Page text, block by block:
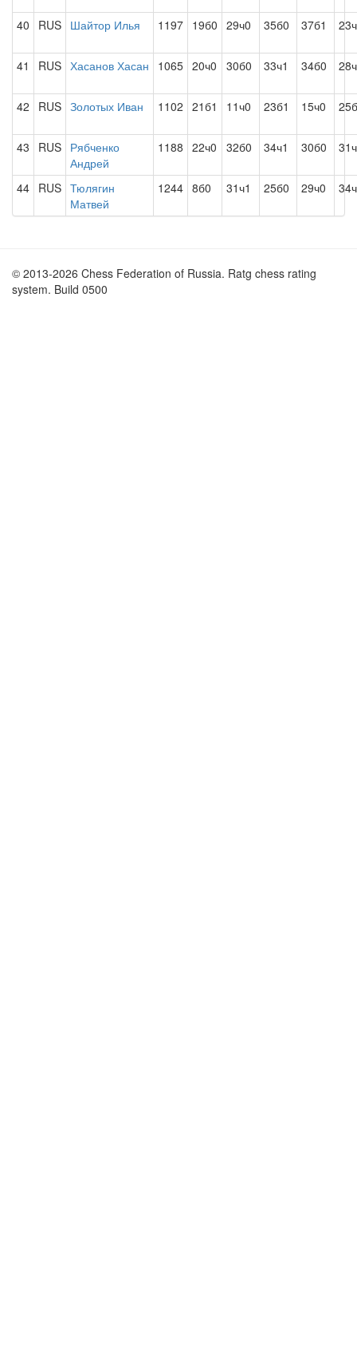
40 RUS Шайтор Илья 1197 19б0 29ч0 35б0 37б1
41 RUS Хасанов Хасан 1065 20ч0 30б0 33ч1 34б0
42 RUS Золотых Иван 1102 21б1 11ч0 23б1 15ч0
43 RUS Рябченко
Андрей
1188 22ч0 32б0 34ч1 30б0
44 RUS Тюлягин
Матвей
1244 8б0 31ч1 25б0 29ч0
© 2013-2026 Chess Federation of Russia. Ratg chess rating
system. Build 0500